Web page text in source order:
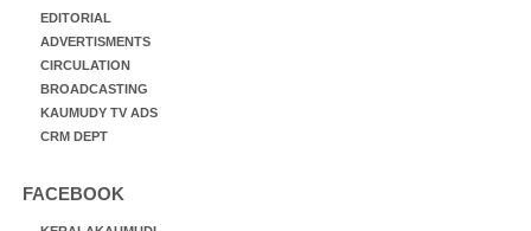
EDITORIAL
ADVERTISMENTS
CIRCULATION
BROADCASTING
KAUMUDY TV ADS
CRM DEPT
FACEBOOK